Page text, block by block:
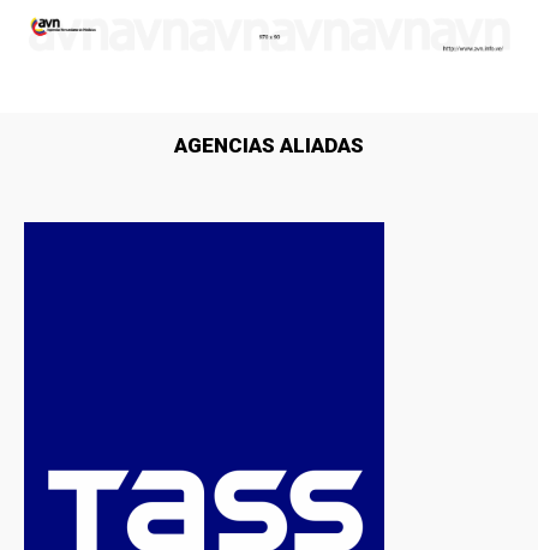
AGENCIAS ALIADAS